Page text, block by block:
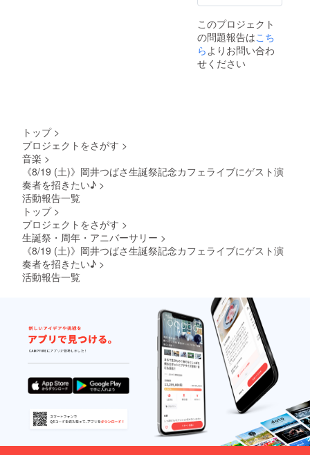
しま
手作り
のレ
ザーア
イテム
１点
色 ：
カード
ケー
入れ、
小物ト
レイ ※
制作過
程の映
像を
ダウン
ロード
リンク
にてお
知らせ
・岡井
つばさ
の名刺
このプロジェクト
の問題報告はこち
らよりお問い合わ
せください
トップ >
プロジェクトをさがす >
音楽 >
《8/19 (土)》岡井つばさ生誕祭記念カフェライブにゲスト演
奏者を招きたい♪ >
活動報告一覧
トップ >
プロジェクトをさがす >
生誕祭・周年・アニバーサリー >
《8/19 (土)》岡井つばさ生誕祭記念カフェライブにゲスト演
奏者を招きたい♪ >
活動報告一覧